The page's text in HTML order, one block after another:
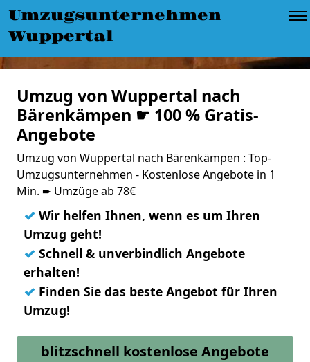
Umzugsunternehmen
Wuppertal
Umzug von Wuppertal nach
Bärenkämpen ☛ 100 % Gratis-
Angebote
Umzug von Wuppertal nach Bärenkämpen : Top-
Umzugsunternehmen - Kostenlose Angebote in 1
Min. ➨ Umzüge ab 78€
✓ Wir helfen Ihnen, wenn es um Ihren
Umzug geht!
✓ Schnell & unverbindlich Angebote
erhalten!
✓ Finden Sie das beste Angebot für Ihren
Umzug!
blitzschnell kostenlose Angebote